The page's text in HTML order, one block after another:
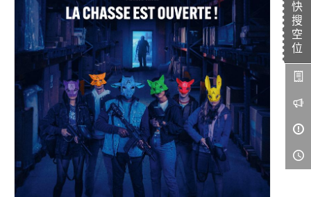
快
搜
空
位
TITAN SCREEN
MUCROWN
IMAX
4DX
VR 演唱會
GOLD CLASS
AD口述影像
LIVE演唱會
影城餐飲
UNICORN